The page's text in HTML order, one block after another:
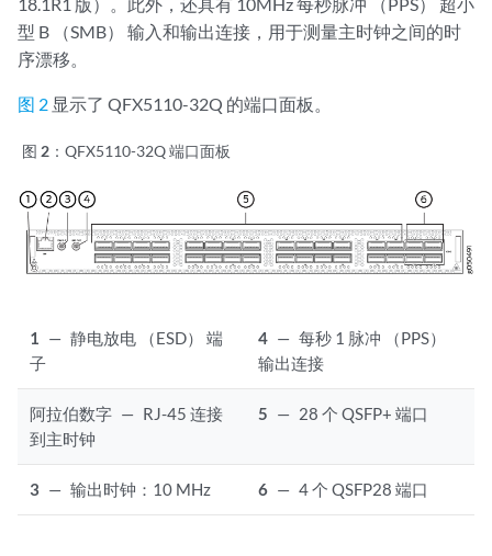
型 B （SMB） 输入和输出连接，用于测量主时钟之间的时
序漂移。
图 2 显示了 QFX5110-32Q 的端口面板。
图 2： QFX5110-32Q 端口面板
1 — 静电放电 （ESD） 端
子
4 — 每秒 1 脉冲 （PPS）
输出连接
阿拉伯数字 — RJ-45 连接
到主时钟
5 — 28 个 QSFP+ 端口
3 — 输出时钟：10 MHz 6 — 4 个 QSFP28 端口